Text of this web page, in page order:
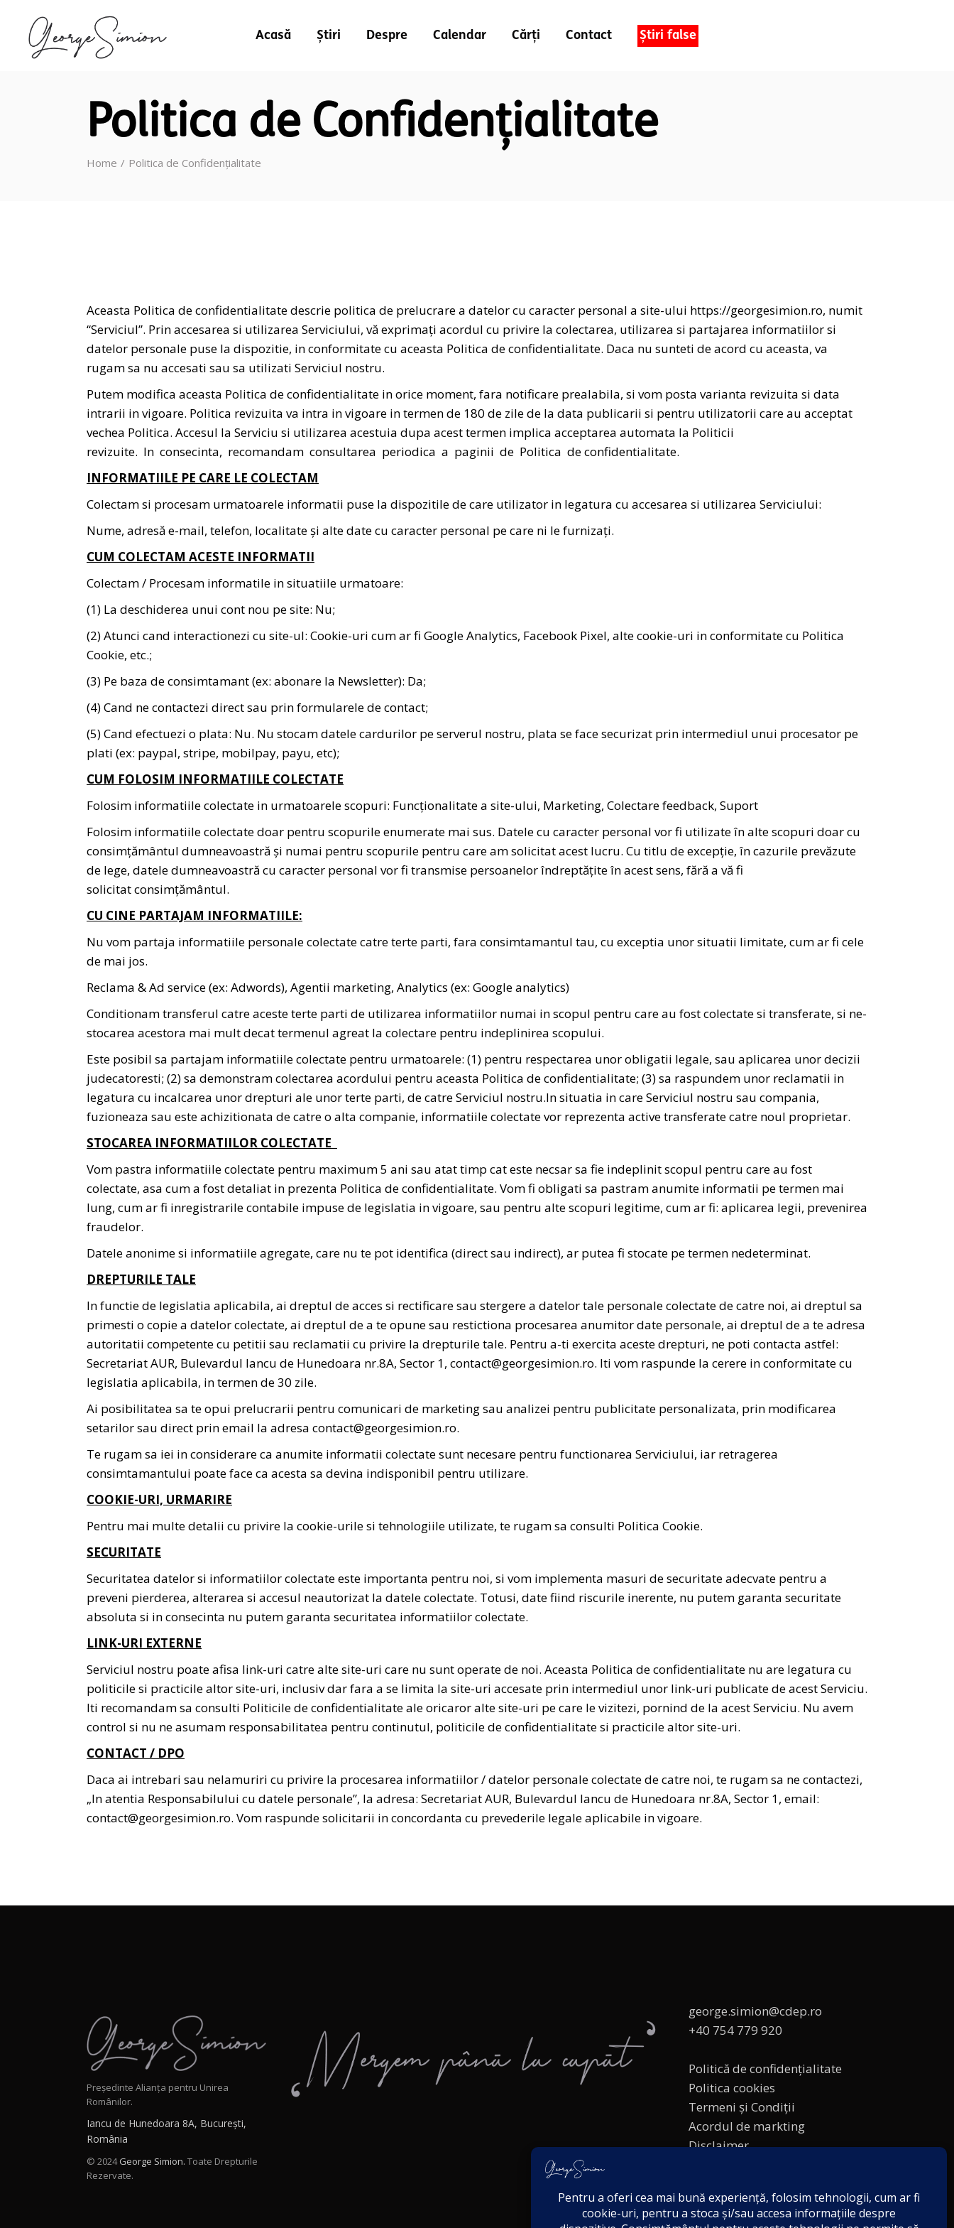
Acasă Știri Despre Calendar Cărți Contact Știri false
Politica de Confidențialitate
Home Politica de Confidențialitate
Aceasta Politica de confidentialitate descrie politica de prelucrare a datelor cu caracter personal a site-ului https://georgesimion.ro, numit
“Serviciul”. Prin accesarea si utilizarea Serviciului, vă exprimați acordul cu privire la colectarea, utilizarea si partajarea informatiilor si
datelor personale puse la dispozitie, in conformitate cu aceasta Politica de confidentialitate. Daca nu sunteti de acord cu aceasta, va
rugam sa nu accesati sau sa utilizati Serviciul nostru.
Putem modifica aceasta Politica de confidentialitate in orice moment, fara notificare prealabila, si vom posta varianta revizuita si data
intrarii in vigoare. Politica revizuita va intra in vigoare in termen de 180 de zile de la data publicarii si pentru utilizatorii care au acceptat
vechea Politica. Accesul la Serviciu si utilizarea acestuia dupa acest termen implica acceptarea automata la Politicii
revizuite. In consecinta, recomandam consultarea periodica a paginii de Politica de confidentialitate.
INFORMATIILE PE CARE LE COLECTAM
Colectam si procesam urmatoarele informatii puse la dispozitile de care utilizator in legatura cu accesarea si utilizarea Serviciului:
Nume, adresă e-mail, telefon, localitate și alte date cu caracter personal pe care ni le furnizați.
CUM COLECTAM ACESTE INFORMATII
Colectam / Procesam informatile in situatiile urmatoare:
(1) La deschiderea unui cont nou pe site: Nu;
(2) Atunci cand interactionezi cu site-ul: Cookie-uri cum ar fi Google Analytics, Facebook Pixel, alte cookie-uri in conformitate cu Politica
Cookie, etc.;
(3) Pe baza de consimtamant (ex: abonare la Newsletter): Da;
(4) Cand ne contactezi direct sau prin formularele de contact;
(5) Cand efectuezi o plata: Nu. Nu stocam datele cardurilor pe serverul nostru, plata se face securizat prin intermediul unui procesator pe
plati (ex: paypal, stripe, mobilpay, payu, etc);
CUM FOLOSIM INFORMATIILE COLECTATE
Folosim informatiile colectate in urmatoarele scopuri: Funcționalitate a site-ului, Marketing, Colectare feedback, Suport
Folosim informatiile colectate doar pentru scopurile enumerate mai sus. Datele cu caracter personal vor fi utilizate în alte scopuri doar cu
consimțământul dumneavoastră și numai pentru scopurile pentru care am solicitat acest lucru. Cu titlu de excepție, în cazurile prevăzute
de lege, datele dumneavoastră cu caracter personal vor fi transmise persoanelor îndreptățite în acest sens, fără a vă fi
solicitat consimțământul.
CU CINE PARTAJAM INFORMATIILE:
Nu vom partaja informatiile personale colectate catre terte parti, fara consimtamantul tau, cu exceptia unor situatii limitate, cum ar fi cele
de mai jos.
Reclama & Ad service (ex: Adwords), Agentii marketing, Analytics (ex: Google analytics)
Conditionam transferul catre aceste terte parti de utilizarea informatiilor numai in scopul pentru care au fost colectate si transferate, si ne-
stocarea acestora mai mult decat termenul agreat la colectare pentru indeplinirea scopului.
Este posibil sa partajam informatiile colectate pentru urmatoarele: (1) pentru respectarea unor obligatii legale, sau aplicarea unor decizii
judecatoresti; (2) sa demonstram colectarea acordului pentru aceasta Politica de confidentialitate; (3) sa raspundem unor reclamatii in
legatura cu incalcarea unor drepturi ale unor terte parti, de catre Serviciul nostru.In situatia in care Serviciul nostru sau compania,
fuzioneaza sau este achizitionata de catre o alta companie, informatiile colectate vor reprezenta active transferate catre noul proprietar.
STOCAREA INFORMATIILOR COLECTATE
Vom pastra informatiile colectate pentru maximum 5 ani sau atat timp cat este necsar sa fie indeplinit scopul pentru care au fost
colectate, asa cum a fost detaliat in prezenta Politica de confidentialitate. Vom fi obligati sa pastram anumite informatii pe termen mai
lung, cum ar fi inregistrarile contabile impuse de legislatia in vigoare, sau pentru alte scopuri legitime, cum ar fi: aplicarea legii, prevenirea
fraudelor.
Datele anonime si informatiile agregate, care nu te pot identifica (direct sau indirect), ar putea fi stocate pe termen nedeterminat.
DREPTURILE TALE
In functie de legislatia aplicabila, ai dreptul de acces si rectificare sau stergere a datelor tale personale colectate de catre noi, ai dreptul sa
primesti o copie a datelor colectate, ai dreptul de a te opune sau restictiona procesarea anumitor date personale, ai dreptul de a te adresa
autoritatii competente cu petitii sau reclamatii cu privire la drepturile tale. Pentru a-ti exercita aceste drepturi, ne poti contacta astfel:
Secretariat AUR, Bulevardul Iancu de Hunedoara nr.8A, Sector 1, contact@georgesimion.ro. Iti vom raspunde la cerere in conformitate cu
legislatia aplicabila, in termen de 30 zile.
Ai posibilitatea sa te opui prelucrarii pentru comunicari de marketing sau analizei pentru publicitate personalizata, prin modificarea
setarilor sau direct prin email la adresa contact@georgesimion.ro.
Te rugam sa iei in considerare ca anumite informatii colectate sunt necesare pentru functionarea Serviciului, iar retragerea
consimtamantului poate face ca acesta sa devina indisponibil pentru utilizare.
COOKIE-URI, URMARIRE
Pentru mai multe detalii cu privire la cookie-urile si tehnologiile utilizate, te rugam sa consulti Politica Cookie.
SECURITATE
Securitatea datelor si informatiilor colectate este importanta pentru noi, si vom implementa masuri de securitate adecvate pentru a
preveni pierderea, alterarea si accesul neautorizat la datele colectate. Totusi, date fiind riscurile inerente, nu putem garanta securitate
absoluta si in consecinta nu putem garanta securitatea informatiilor colectate.
LINK-URI EXTERNE
Serviciul nostru poate afisa link-uri catre alte site-uri care nu sunt operate de noi. Aceasta Politica de confidentialitate nu are legatura cu
politicile si practicile altor site-uri, inclusiv dar fara a se limita la site-uri accesate prin intermediul unor link-uri publicate de acest Serviciu.
Iti recomandam sa consulti Politicile de confidentialitate ale oricaror alte site-uri pe care le vizitezi, pornind de la acest Serviciu. Nu avem
control si nu ne asumam responsabilitatea pentru continutul, politicile de confidentialitate si practicile altor site-uri.
CONTACT / DPO
Daca ai intrebari sau nelamuriri cu privire la procesarea informatiilor / datelor personale colectate de catre noi, te rugam sa ne contactezi,
„In atentia Responsabilului cu datele personale”, la adresa: Secretariat AUR, Bulevardul Iancu de Hunedoara nr.8A, Sector 1, email:
contact@georgesimion.ro. Vom raspunde solicitarii in concordanta cu prevederile legale aplicabile in vigoare.
Președinte Alianța pentru Unirea
Românilor.
Iancu de Hunedoara 8A, București,
România
© 2024George Simion. Toate Drepturile
Rezervate.
george.simion@cdep.ro
+40 754 779 920
Politică de confidențialitate
Politica cookies
Termeni și Condiții
Acordul de markting
Disclaimer